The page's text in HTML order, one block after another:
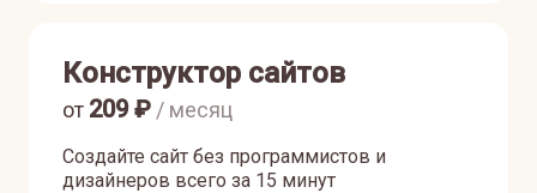
Конструктор сайтов
Создайте сайт без программистов и
дизайнеров всего за 15 минут
от 209₽ / месяц